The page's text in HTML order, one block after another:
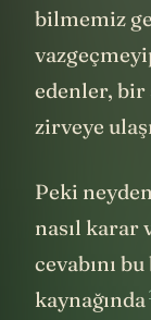
bilmemiz
edenler, bir
zirveye
Peki
nasıl karar
cevabını
kaynağında